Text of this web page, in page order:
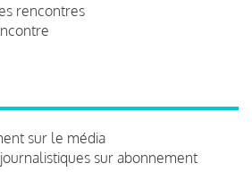
rencontres
sur le média
sur abonnement